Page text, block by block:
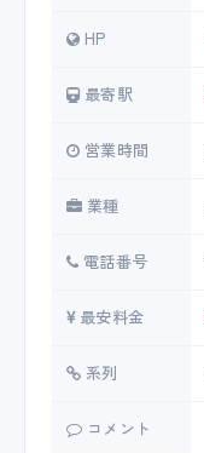
HP
最寄駅
営業時間
業種
電話番号
最安料金
系列
コメント